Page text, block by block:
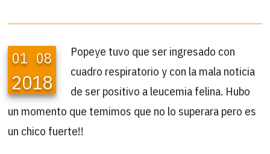
01 08
2018
Popeye tuvo que ser ingresado con
cuadro respiratorio y con la mala noticia
de ser positivo a leucemia felina. Hubo
un momento que temimos que no lo superara pero es
un chico fuerte!!